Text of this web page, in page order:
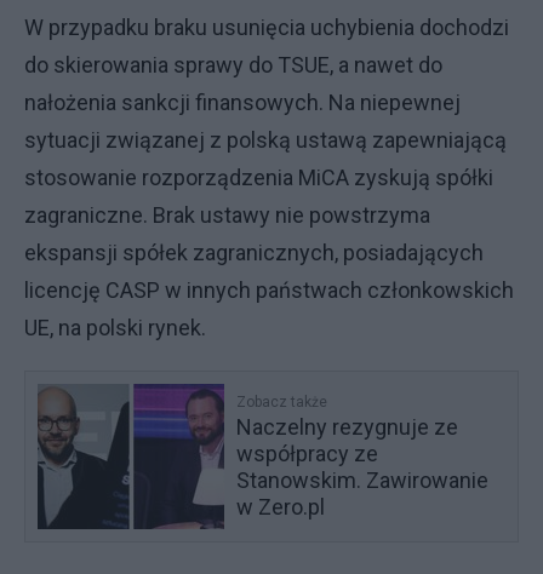
W przypadku braku usunięcia uchybienia dochodzi
do skierowania sprawy do TSUE, a nawet do
nałożenia sankcji finansowych. Na niepewnej
sytuacji związanej z polską ustawą zapewniającą
stosowanie rozporządzenia MiCA zyskują spółki
zagraniczne. Brak ustawy nie powstrzyma
ekspansji spółek zagranicznych, posiadających
licencję CASP w innych państwach członkowskich
UE, na polski rynek.
Zobacz także
Naczelny rezygnuje ze
współpracy ze
Stanowskim. Zawirowanie
w Zero.pl